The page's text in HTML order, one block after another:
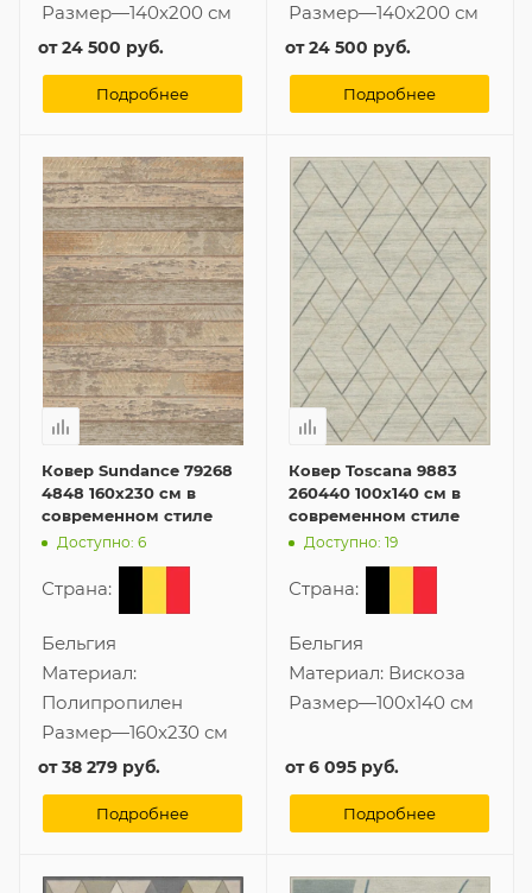
Размер—140x200 см
от24 500 руб.
Подробнее
Размер—140x200 см
от24 500 руб.
Подробнее
Ковер Sundance 79268
4848 160x230 см в
современном стиле
Доступно: 6
Страна:
Бельгия
Материал:
Полипропилен
Размер—160x230 см
от38 279 руб.
Подробнее
Ковер Toscana 9883
260440 100x140 см в
современном стиле
Доступно: 19
Страна:
Бельгия
Материал: Вискоза
Размер—100x140 см
от6 095 руб.
Подробнее